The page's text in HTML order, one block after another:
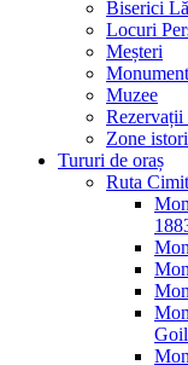
Biserici
Locuri
Meșteri
Muzee
Rezervații
Zone
Tururi de oraș
Ruta